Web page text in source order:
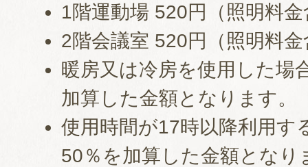
1階運動場 520円（照明料
2階会議室 520円（照明料
暖房又は冷房を使用した場
加算した金額となります。
使用時間が17時以降利用す
50％を加算した金額となり